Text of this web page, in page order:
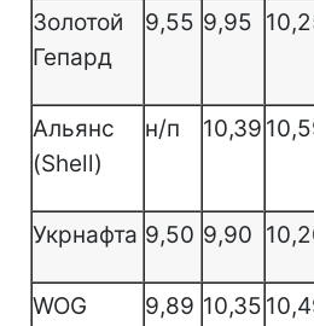
Золотой
Гепард
9,55 9,95
Альянс
(Shell)
н/п 10,39
Укрнафта 9,50 9,90
WOG 9,89 10,35